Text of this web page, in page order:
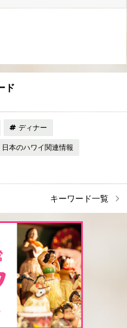
ド
ディナー
日本のハワイ関連情報
キーワード一覧